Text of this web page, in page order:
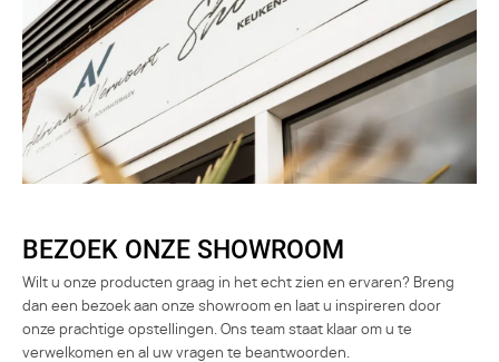
BEZOEK ONZE SHOWROOM
Wilt u onze producten graag in het echt zien en ervaren? Breng
dan een bezoek aan onze showroom en laat u inspireren door
onze prachtige opstellingen. Ons team staat klaar om u te
verwelkomen en al uw vragen te beantwoorden.